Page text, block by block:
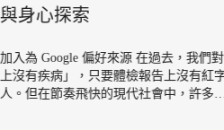
理
加入為 Google 偏好來源 在職場與人
好所有危機。然而，每當深夜躺在